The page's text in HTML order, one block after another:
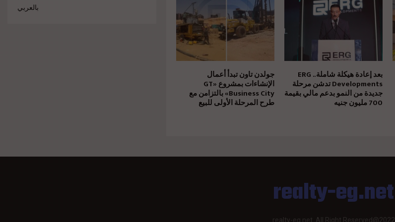
جولدن تاون تبدأ أعمال
الإنشاءات بمشروع «GT
Business City» بالتزامن مع
طرح المرحلة الأولى للبيع
بعد إعادة هيكلة شاملة.. ERG
Developments تدشن مرحلة
جديدة من النمو بدعم مالي بقيمة
700 مليون جنيه
بالعربي
realty-eg.net
realty-eg.net. All Right Reserved@2022